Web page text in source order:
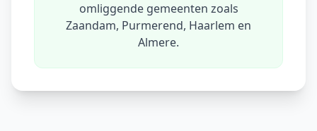
omliggende gemeenten zoals
Zaandam, Purmerend, Haarlem en
Almere.